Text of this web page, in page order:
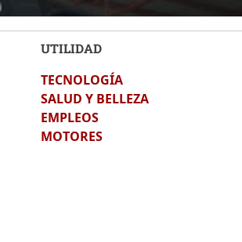
el mito de la "Guerra del Fútbol"
UTILIDAD
TECNOLOGÍA
SALUD Y BELLEZA
EMPLEOS
MOTORES